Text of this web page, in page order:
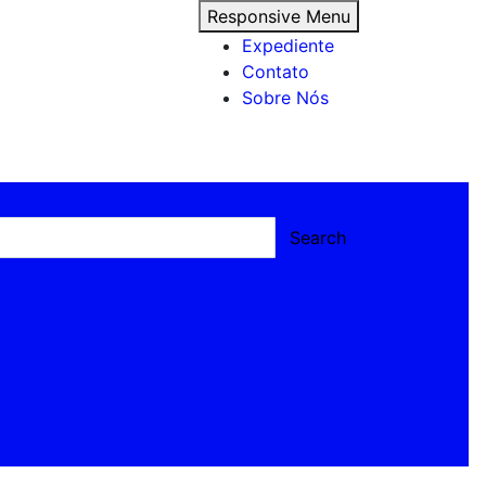
Responsive Menu
Expediente
Contato
Sobre Nós
Search